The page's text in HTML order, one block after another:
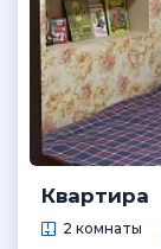
Квартира
2 комнаты